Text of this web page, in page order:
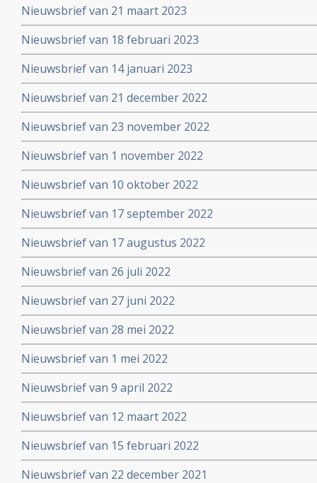
Nieuwsbrief van 21 maart 2023
Nieuwsbrief van 18 februari 2023
Nieuwsbrief van 14 januari 2023
Nieuwsbrief van 21 december 2022
Nieuwsbrief van 23 november 2022
Nieuwsbrief van 1 november 2022
Nieuwsbrief van 10 oktober 2022
Nieuwsbrief van 17 september 2022
Nieuwsbrief van 17 augustus 2022
Nieuwsbrief van 26 juli 2022
Nieuwsbrief van 27 juni 2022
Nieuwsbrief van 28 mei 2022
Nieuwsbrief van 1 mei 2022
Nieuwsbrief van 9 april 2022
Nieuwsbrief van 12 maart 2022
Nieuwsbrief van 15 februari 2022
Nieuwsbrief van 22 december 2021